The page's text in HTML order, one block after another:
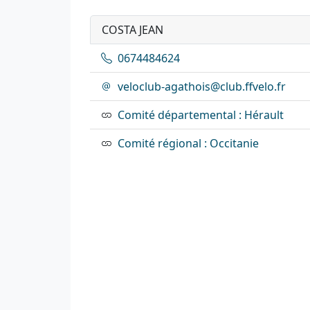
COSTA JEAN
0674484624
veloclub-agathois@club.ffvelo.fr
Comité départemental : Hérault
Comité régional : Occitanie